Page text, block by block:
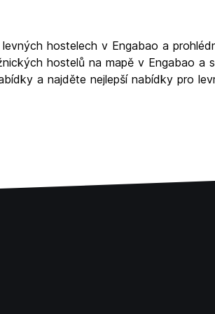
hostelech v Engabao a
hostelů na mapě v Engabao a
a najděte nejlepší nabídky pro